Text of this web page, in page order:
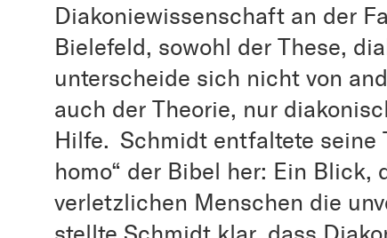
Diakoniewissenschaft an der
Bielefeld, sowohl der These,
unterscheide sich nicht von
auch der Theorie, nur
Hilfe. Schmidt entfaltete seine
homo“ der Bibel her: Ein
verletzlichen Menschen die